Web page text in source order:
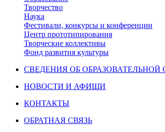
Творчество
Наука
Фестивали, конкурсы и конференции
Центр прототипирования
Творческие коллективы
Фонд развития культуры
СВЕДЕНИЯ ОБ ОБРАЗОВАТЕЛЬНОЙ
НОВОСТИ И АФИШИ
КОНТАКТЫ
ОБРАТНАЯ СВЯЗЬ